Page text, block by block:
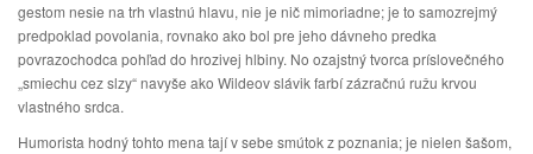
gestom nesie na trh vlastnú hlavu, nie je nič mimoriadne; je to samozrejmý
predpoklad povolania, rovnako ako bol pre jeho dávneho predka
povrazochodca pohľad do hrozivej hlbiny. No ozajstný tvorca príslovečného
„smiechu cez slzy“ navyše ako Wildeov slávik farbí zázračnú ružu krvou
vlastného srdca.
Humorista hodný tohto mena tají v sebe smútok z poznania; je nielen šašom,